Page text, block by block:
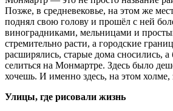
Позже, в средневековье, на этом же
поднял свою голову и прошёл с ней
виноградниками, мельницами и
стремительно расти, а городские
расширялись, старые дома сносились,
селиться на Монмартре. Здесь было
хочешь. И именно здесь, на этом
Улицы, где рисовали жизнь